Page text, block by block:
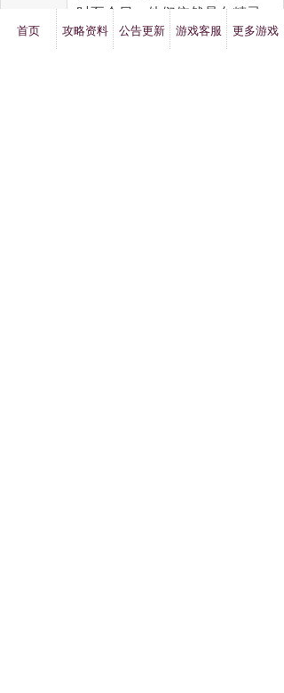
时至今日，他们依然是白精灵
生存的最大威胁和挑战。
首页 攻略资料 公告更新 游戏客服 更多游戏